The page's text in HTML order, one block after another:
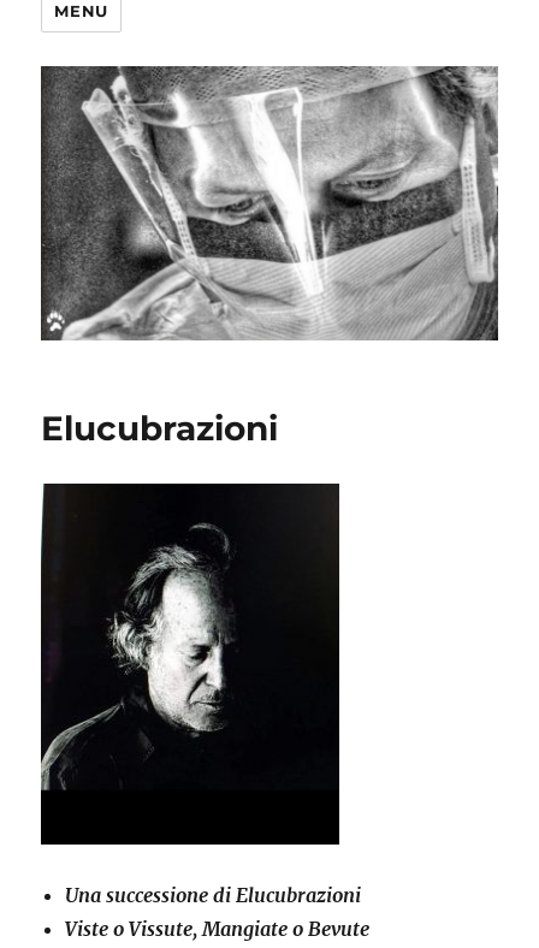
MENU
Elucubrazioni
Una successione di Elucubrazioni
Viste o Vissute, Mangiate o Bevute